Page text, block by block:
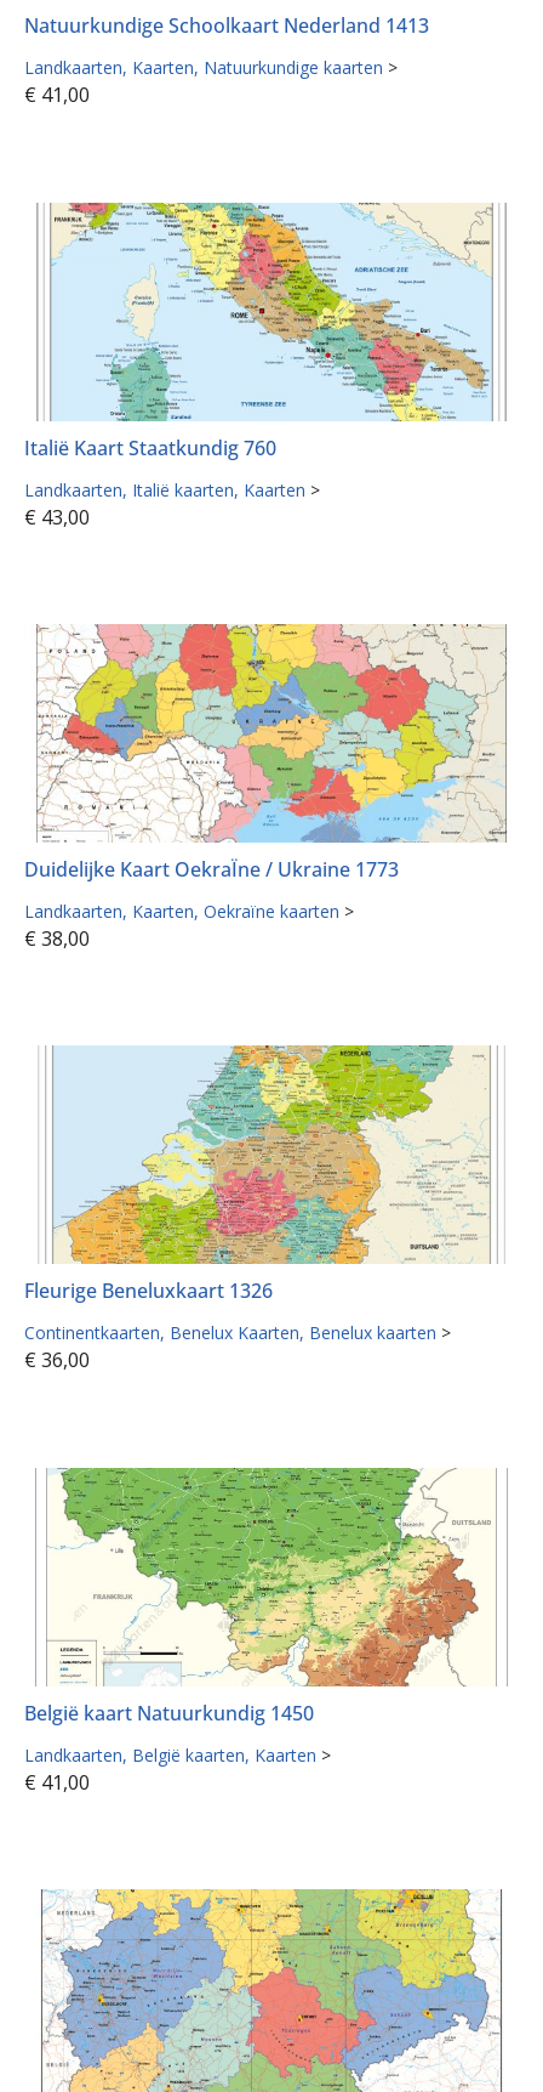
Natuurkundige Schoolkaart Nederland 1413
Landkaarten Kaarten Natuurkundige kaarten >
€ 41,00
Italië Kaart Staatkundig 760
Landkaarten Italië kaarten Kaarten >
€ 43,00
Duidelijke Kaart OekraÏne / Ukraine 1773
Landkaarten Kaarten Oekraïne kaarten >
€ 38,00
Fleurige Beneluxkaart 1326
Continentkaarten Benelux Kaarten Benelux kaarten >
€ 36,00
België kaart Natuurkundig 1450
Landkaarten België kaarten Kaarten >
€ 41,00